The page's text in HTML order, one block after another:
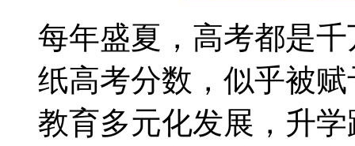
每年盛夏，高考都是
纸高考分数，似乎被
教育多元化发展，升